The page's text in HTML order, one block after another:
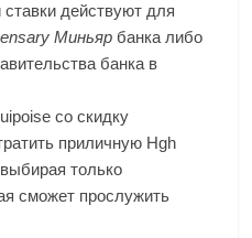
действуют для
Миньяр банка либо
банка в
со скидку
приличную Hgh
только
сможет прослужить